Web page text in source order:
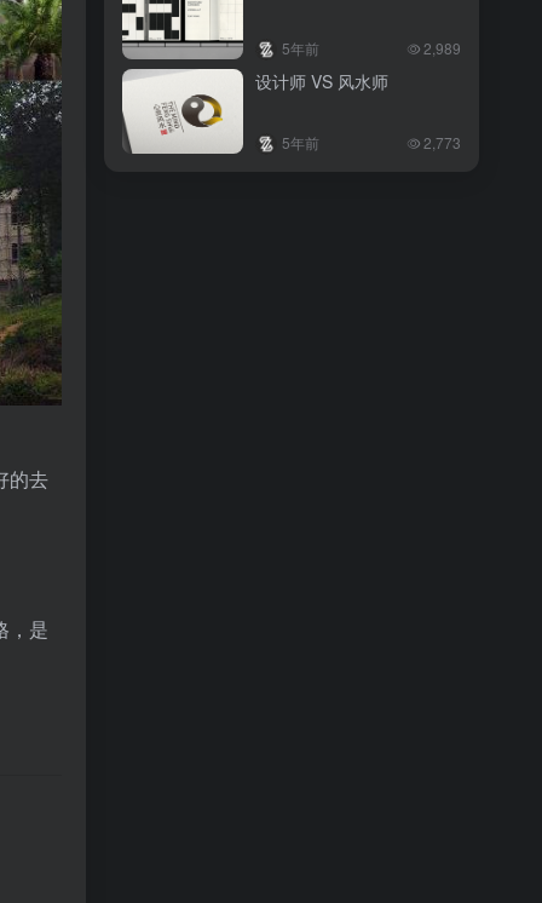
的去
，是
5年前 2,989
设计师 VS 风水师
5年前 2,773